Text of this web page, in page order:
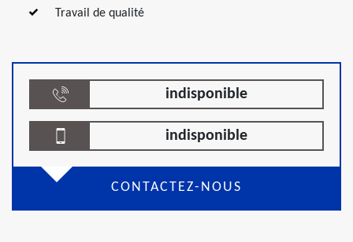
Travail de qualité
indisponible
indisponible
CONTACTEZ-NOUS